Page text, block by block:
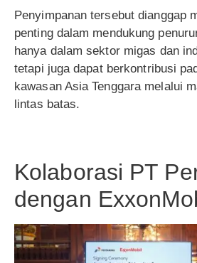
Penyimpanan tersebut dianggap
penting dalam mendukung
hanya dalam sektor migas dan
tetapi juga dapat berkontribusi
kawasan Asia Tenggara melalui
lintas batas.
Kolaborasi PT
dengan